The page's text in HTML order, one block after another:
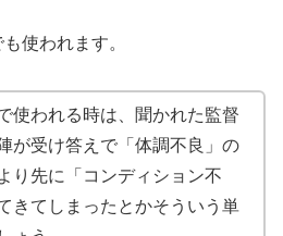
使われます。
使われる時は、聞かれた監督
が受け答えで「体調不良」の
り先に「コンディション不
きてしまったとかそういう単